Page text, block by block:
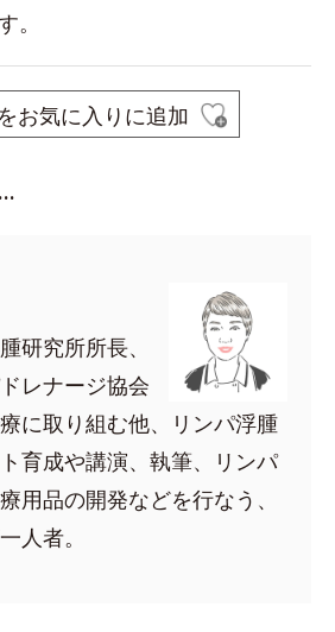
。
お気に入りに追加
研究所所長、
レナージ協会
に取り組む他、リンパ浮腫
育成や講演、執筆、リンパ
用品の開発などを行なう、
人者。